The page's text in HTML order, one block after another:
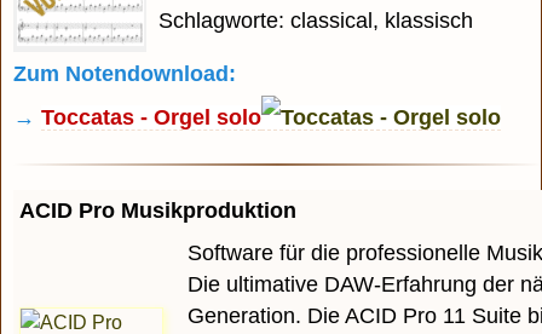
Schlagworte: classical, klassisch
Zum Notendownload:
→ Toccatas - Orgel solo
ACID Pro Musikproduktion
Software für die professionelle
Die ultimative DAW-Erfahrung der
Generation. Die ACID Pro 11 Suite